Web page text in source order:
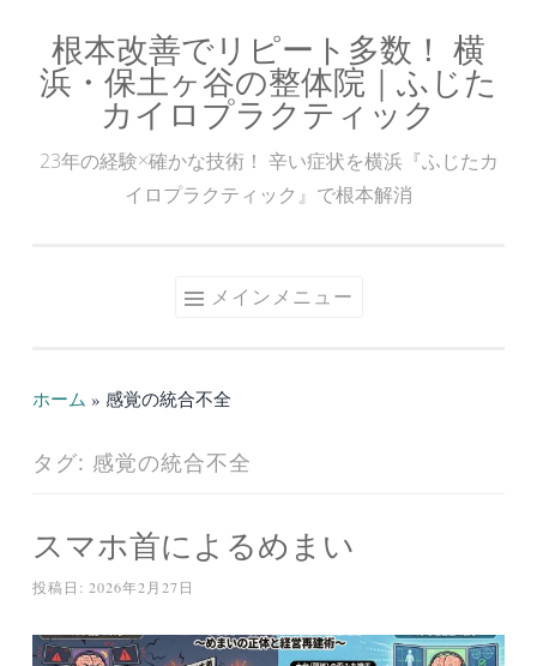
ン
根本改善でリピート多数！ 横
浜・保土ヶ谷の整体院｜ふじた
カイロプラクティック
23年の経験×確かな技術！ 辛い症状を横浜『ふじたカ
イロプラクティック』で根本解消
メインメニュー
ホーム » 感覚の統合不全
タグ: 感覚の統合不全
スマホ首によるめまい
投稿日: 2026年2月27日